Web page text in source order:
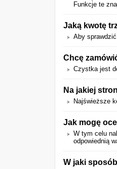
Funkcje te
Jaką kwotę
Aby
Chcę
Czystka jest
Na jakiej
Najświeższe
Jak mogę
W tym celu
odpowiednią
W jaki